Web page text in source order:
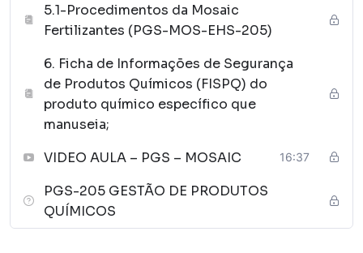
5.1-Procedimentos da Mosaic
Fertilizantes (PGS-MOS-EHS-205)
6. Ficha de Informações de Segurança
de Produtos Químicos (FISPQ) do
produto químico específico que
manuseia;
VIDEO AULA – PGS – MOSAIC
16:37
PGS-205 GESTÃO DE PRODUTOS
QUÍMICOS